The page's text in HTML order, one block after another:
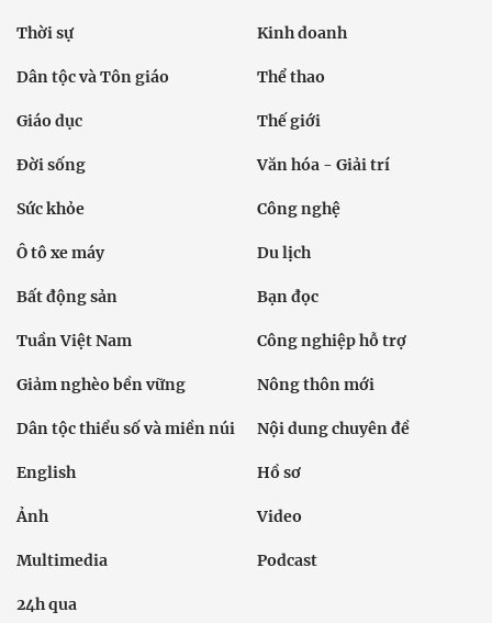
Thời sự Kinh doanh
Dân tộc và Tôn giáo Thể thao
Giáo dục Thế giới
Đời sống Văn hóa - Giải trí
Sức khỏe Công nghệ
Ô tô xe máy Du lịch
Bất động sản Bạn đọc
Tuần Việt Nam Công nghiệp hỗ trợ
Giảm nghèo bền vững Nông thôn mới
Dân tộc thiểu số và miền núi Nội dung chuyên đề
English Hồ sơ
Ảnh Video
Multimedia Podcast
24h qua